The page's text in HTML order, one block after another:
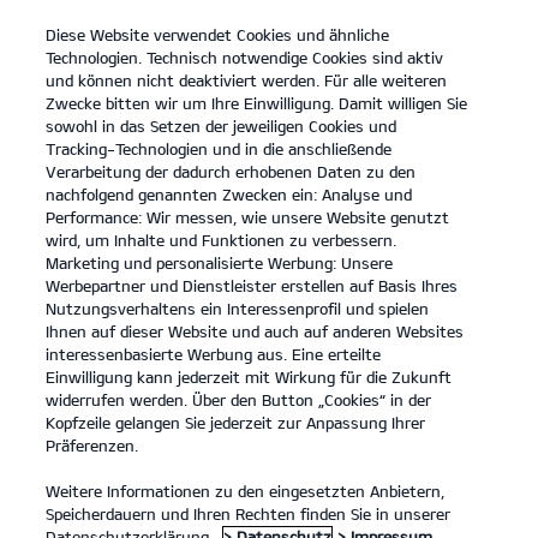
open
menu
KONTAKT
... ANGEBOTE
KIA SERVICEANGEBOTE
Angebote
Unsere Service Angebote.
Wir haben eine Reihe von Service Angeboten für Kia Besitzer,
Diese Website verwendet Cookies und ähnliche
Technologien. Technisch notwendige Cookies sind aktiv
und können nicht deaktiviert werden. Für alle weiteren
Zwecke bitten wir um Ihre Einwilligung. Damit willigen Sie
sowohl in das Setzen der jeweiligen Cookies und
Tracking-Technologien und in die anschließende
Verarbeitung der dadurch erhobenen Daten zu den
nachfolgend genannten Zwecken ein: Analyse und
Performance: Wir messen, wie unsere Website genutzt
wird, um Inhalte und Funktionen zu verbessern.
Marketing und personalisierte Werbung: Unsere
Werbepartner und Dienstleister erstellen auf Basis Ihres
Nutzungsverhaltens ein Interessenprofil und spielen
Ihnen auf dieser Website und auch auf anderen Websites
interessenbasierte Werbung aus. Eine erteilte
Einwilligung kann jederzeit mit Wirkung für die Zukunft
widerrufen werden. Über den Button „Cookies“ in der
Kopfzeile gelangen Sie jederzeit zur Anpassung Ihrer
Präferenzen.
Weitere Informationen zu den eingesetzten Anbietern,
Speicherdauern und Ihren Rechten finden Sie in unserer